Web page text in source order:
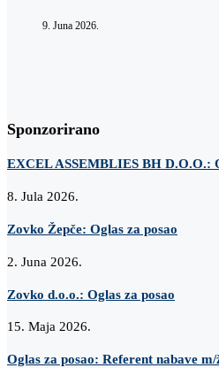
9. Juna 2026.
Sponzorirano
EXCEL ASSEMBLIES BH D.O.O.:
8. Jula 2026.
Zovko Žepče: Oglas za posao
2. Juna 2026.
Zovko d.o.o.: Oglas za posao
15. Maja 2026.
Oglas za posao: Referent nabave m/